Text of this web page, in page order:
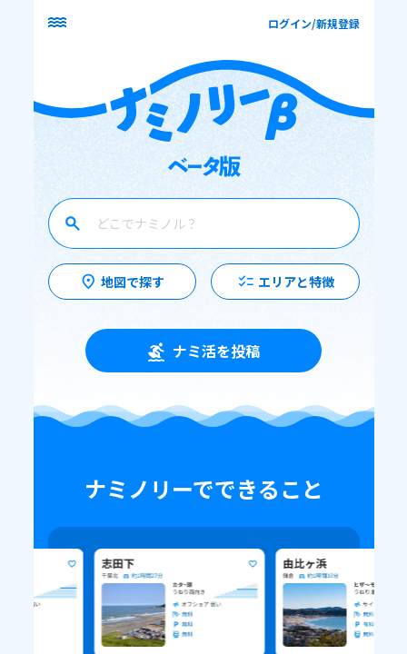
ログイン/新規登録
地図で探す エリアと特徴
ナミ活を投稿
ナミノリーでできること